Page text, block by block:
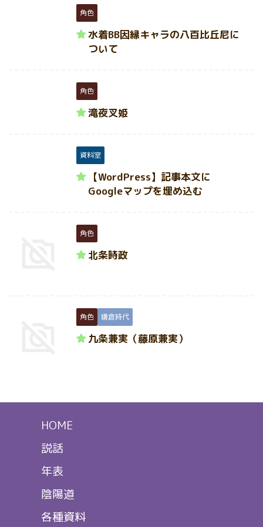
角色
水着BB因縁キャラの八百比丘尼に
ついて
角色
滝夜叉姫
資料室
【WordPress】記事本文に
Googleマップを埋め込む
角色
北条時政
角色 鎌倉時代
九条兼実（藤原兼実）
HOME
説話
年表
陰陽道
各種資料